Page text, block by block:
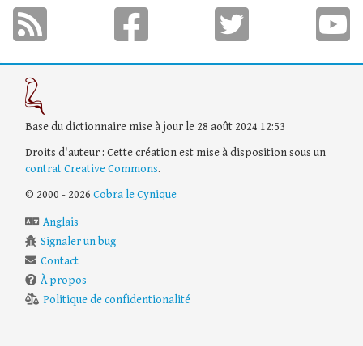
Base du dictionnaire mise à jour le 28 août 2024 12:53
Droits d'auteur : Cette création est mise à disposition sous un
contrat Creative Commons.
© 2000 - 2026 Cobra le Cynique
Anglais
Signaler un bug
Contact
À propos
Politique de confidentionalité